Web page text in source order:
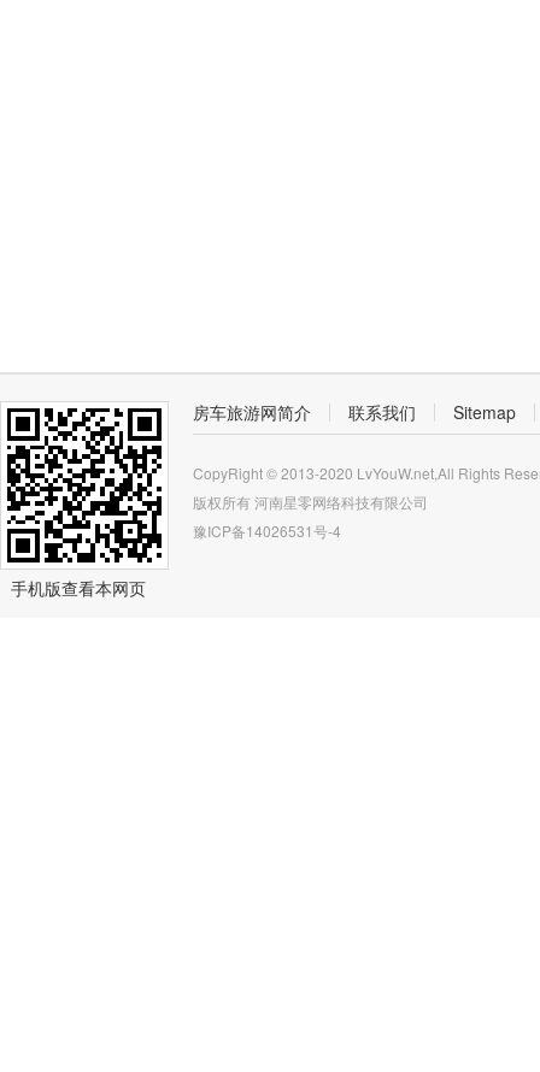
手机版查看本网页
房车旅游网简介 联系我们 Sitemap
CopyRight © 2013-2020 LvYouW.net,All Rights
版权所有河南星零网络科技有限公司
豫ICP备14026531号-4